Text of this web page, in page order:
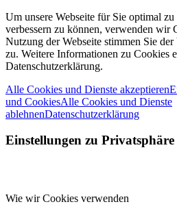
Um unsere Webseite für Sie optimal
verbessern zu können, verwenden wir
Nutzung der Webseite stimmen Sie
zu. Weitere Informationen zu Cookies
Datenschutzerklärung.
Alle Cookies und Dienste akzeptieren
und CookiesAlle Cookies und Dienste
ablehnenDatenschutzerklärung
Einstellungen zu
Wie wir Cookies verwenden